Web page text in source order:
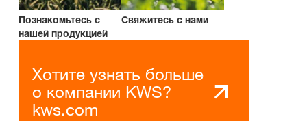
Познакомьтесь с
нашей продукцией
Свяжитесь с нами
Хотите узнать больше
о компании KWS?
kws.com